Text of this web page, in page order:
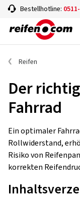
Bestellhotline:
Reifen
Der
Fahrrad
Ein optimaler
Rollwiderstand,
Risiko von
korrekten